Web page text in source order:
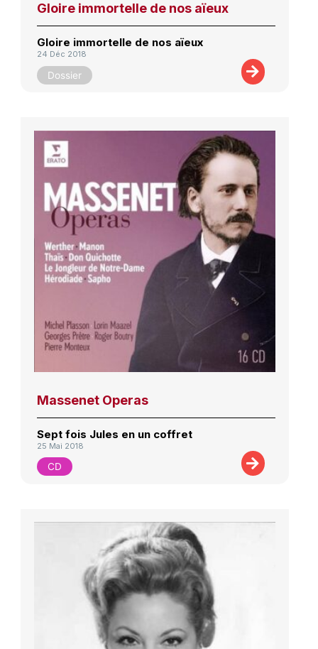
Gloire immortelle de nos aïeux
Gloire immortelle de nos aïeux
24 Déc 2018
Dossier
Massenet Operas
Sept fois Jules en un coffret
25 Mai 2018
CD